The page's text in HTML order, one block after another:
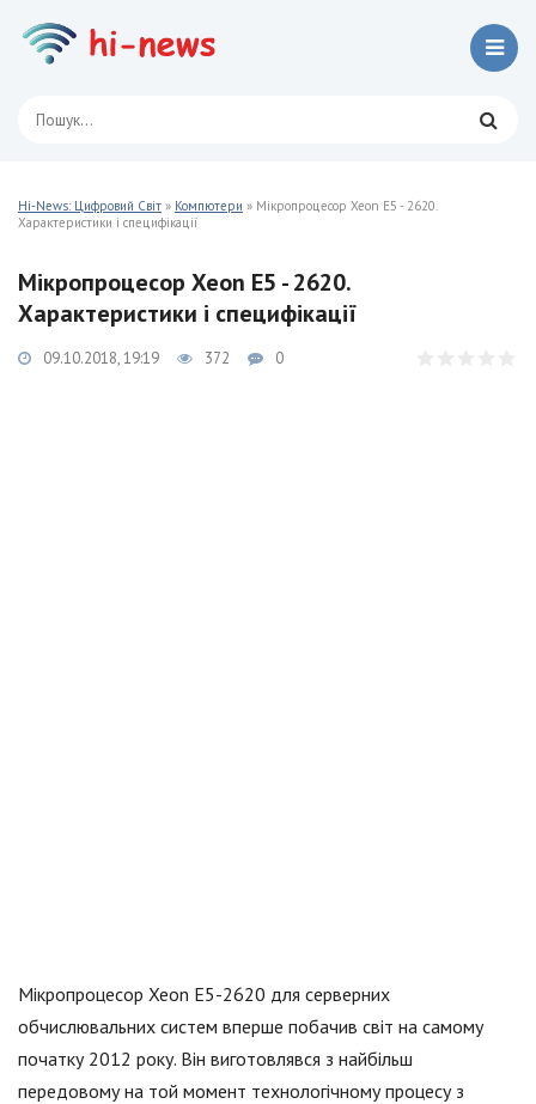
Hi-News: Цифровий Світ » Компютери » Мікропроцесор Xeon E5 - 2620.
Характеристики і специфікації
Мікропроцесор Xeon E5 - 2620.
Характеристики і специфікації
09.10.2018, 19:19 372 0
Мікропроцесор Xeon E5-2620 для серверних
обчислювальних систем вперше побачив світ на самому
початку 2012 року. Він виготовлявся з найбільш
передовому на той момент технологічному процесу з